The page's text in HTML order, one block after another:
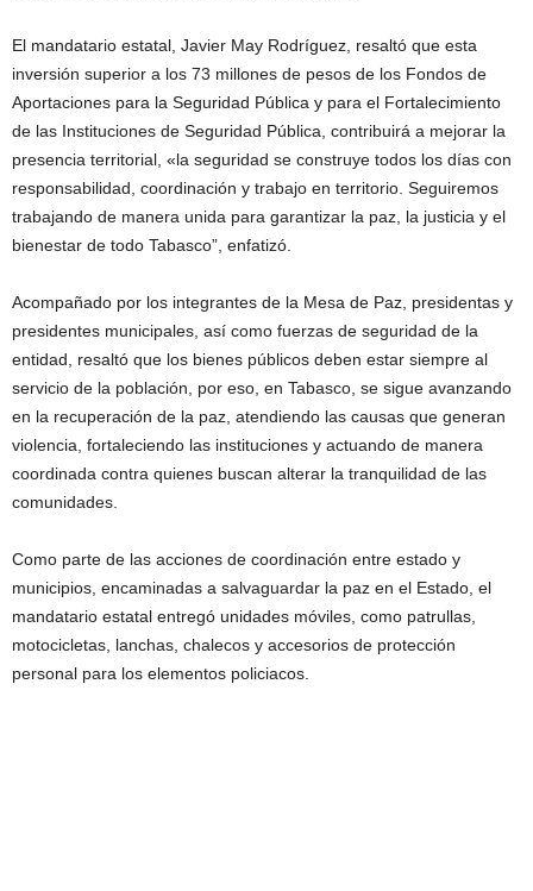
El mandatario estatal, Javier May Rodríguez, resaltó que esta
inversión superior a los 73 millones de pesos de los Fondos de
Aportaciones para la Seguridad Pública y para el Fortalecimiento
de las Instituciones de Seguridad Pública, contribuirá a mejorar la
presencia territorial, «la seguridad se construye todos los días con
responsabilidad, coordinación y trabajo en territorio. Seguiremos
trabajando de manera unida para garantizar la paz, la justicia y el
bienestar de todo Tabasco”, enfatizó.
Acompañado por los integrantes de la Mesa de Paz, presidentas y
presidentes municipales, así como fuerzas de seguridad de la
entidad, resaltó que los bienes públicos deben estar siempre al
servicio de la población, por eso, en Tabasco, se sigue avanzando
en la recuperación de la paz, atendiendo las causas que generan
violencia, fortaleciendo las instituciones y actuando de manera
coordinada contra quienes buscan alterar la tranquilidad de las
comunidades.
Como parte de las acciones de coordinación entre estado y
municipios, encaminadas a salvaguardar la paz en el Estado, el
mandatario estatal entregó unidades móviles, como patrullas,
motocicletas, lanchas, chalecos y accesorios de protección
personal para los elementos policiacos.